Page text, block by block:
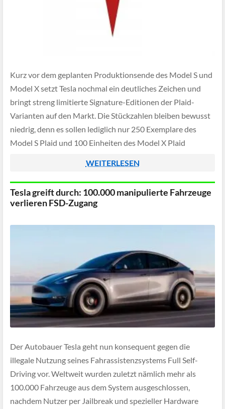
Kurz vor dem geplanten Produktionsende des Model S und
Model X setzt Tesla nochmal ein deutliches Zeichen und
bringt streng limitierte Signature-Editionen der Plaid-
Varianten auf den Markt. Die Stückzahlen bleiben bewusst
niedrig, denn es sollen lediglich nur 250 Exemplare des
Model S Plaid und 100 Einheiten des Model X Plaid
WEITERLESEN
Tesla greift durch: 100.000 manipulierte Fahrzeuge
verlieren FSD-Zugang
Der Autobauer Tesla geht nun konsequent gegen die
illegale Nutzung seines Fahrassistenzsystems Full Self-
Driving vor. Weltweit wurden zuletzt nämlich mehr als
100.000 Fahrzeuge aus dem System ausgeschlossen,
nachdem Nutzer per Jailbreak und spezieller Hardware